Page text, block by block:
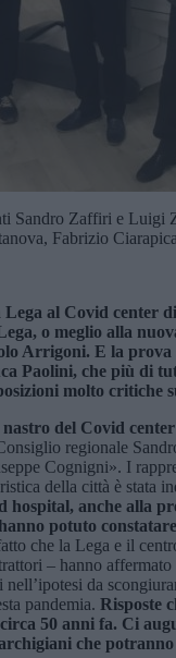
Sandro Zaffiri e Luigi
Fabrizio
al Covid center
o meglio alla
Arrigoni. E la prova
Paolini, che più di
molto critiche
del Covid
regionale
Cognigni». I
della città è stata
anche alla
potuto
che la Lega e il
– hanno
da
pandemia. Risposte
50 anni fa. Ci
che